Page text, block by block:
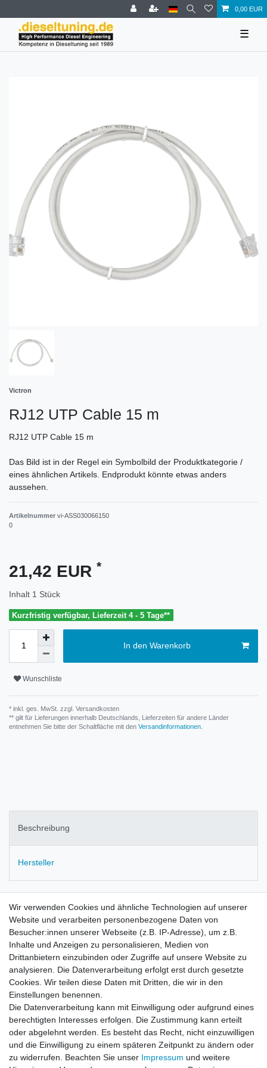
0,00 EUR
☰
Victron
RJ12 UTP Cable 15 m
RJ12 UTP Cable 15 m
Das Bild ist in der Regel ein Symbolbild der Produktkategorie /
eines ähnlichen Artikels. Endprodukt könnte etwas anders
aussehen.
Artikelnummer vi-ASS030066150
0
21,42 EUR *
Inhalt 1 Stück
Kurzfristig verfügbar, Lieferzeit 4 - 5 Tage**
In den Warenkorb
Wunschliste
* inkl. ges. MwSt. zzgl. Versandkosten
** gilt für Lieferungen innerhalb Deutschlands, Lieferzeiten für andere Länder
entnehmen Sie bitte der Schaltfläche mit den Versandinformationen
Beschreibung
Hersteller
RJ12 UTP Cable 15 m
Zahlung und Versand
Impressum Daten­schutz­erklärung AGB
Wir verwenden Cookies und ähnliche Technologien auf unserer
Website und verarbeiten personenbezogene Daten von
Besucher:innen unserer Webseite (z.B. IP-Adresse), um z.B.
Inhalte und Anzeigen zu personalisieren, Medien von
Drittanbietern einzubinden oder Zugriffe auf unsere Website zu
analysieren. Die Datenverarbeitung erfolgt erst durch gesetzte
Cookies. Wir teilen diese Daten mit Dritten, die wir in den
Einstellungen benennen.
Die Datenverarbeitung kann mit Einwilligung oder aufgrund eines
berechtigten Interesses erfolgen. Die Zustimmung kann erteilt
oder abgelehnt werden. Es besteht das Recht, nicht einzuwilligen
und die Einwilligung zu einem späteren Zeitpunkt zu ändern oder
zu widerrufen. Beachten Sie unser Impressum und weitere